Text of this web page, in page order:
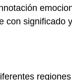
con significado y
regiones